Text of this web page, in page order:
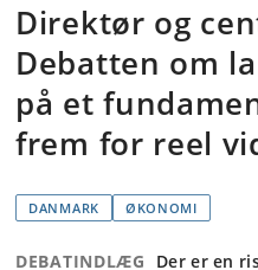
Direktør og
Debatten om
på et
frem for reel
DANMARK ØKONOMI
DEBATINDLÆG
Der er en